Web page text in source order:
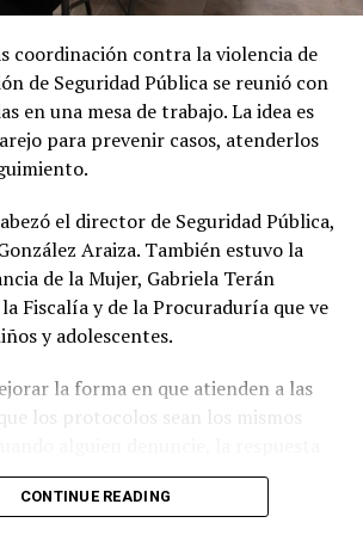
fueron resueltas en el sitio de
sin complicaciones ni necesidad de
reportó saldo blanco en lo
del conteo oficial los miles de
provocó el cardiaco desenlace del
coordinación contra la violencia de
de Seguridad Pública se reunió con
en una mesa de trabajo. La idea es
para prevenir casos, atenderlos
el director de Seguridad Pública,
Araiza. También estuvo la
de la Mujer, Gabriela Terán
Fiscalía y de la Procuraduría que ve
y adolescentes.
la forma en que atienden a las
los protocolos sean los mismos
completa, sin que la persona tenga
en oficina.
CONTINUE READING